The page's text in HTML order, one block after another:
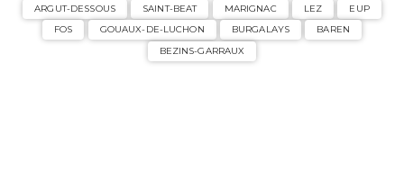
ARGUT-DESSOUS SAINT-BEAT MARIGNAC LEZ
EUP
FOS
GOUAUX-DE-LUCHON BURGALAYS
BAREN
BEZINS-GARRAUX